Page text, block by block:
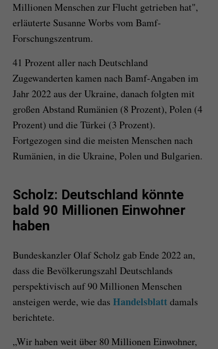
Millionen Menschen zur Flucht getrieben hat",
erläuterte Susanne Worbs vom Bamf-
Forschungszentrum.
41 Prozent aller nach Deutschland
Zugewanderten kamen nach Bamf-Angaben im
Jahr 2022 aus der Ukraine, danach folgten mit
großen Abstand Rumänien (8 Prozent), Polen (4
Prozent) und die Türkei (3 Prozent).
Fortgezogen sind die meisten Menschen nach
Rumänien, in die Ukraine, Polen und Bulgarien.
Scholz: Deutschland könnte
bald 90 Millionen Einwohner
haben
Bundeskanzler Olaf Scholz gab Ende 2022 an,
dass die Bevölkerungszahl Deutschlands
perspektivisch auf 90 Millionen Menschen
ansteigen werde, wie das Handelsblatt damals
berichtete.
„Wir haben weit über 80 Millionen Einwohner,